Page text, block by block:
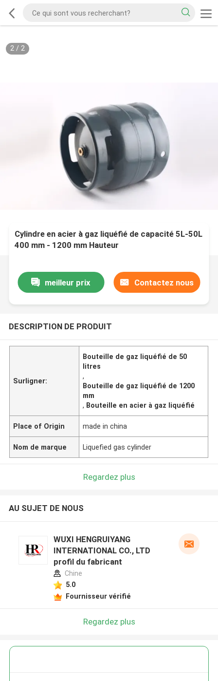
2/ 2
Cylindre en acier à gaz liquéfié de capacité 5L-50L
400 mm - 1200 mm Hauteur
meilleur prix Contactez nous
DESCRIPTION DE PRODUIT
Surligner:
Bouteille de gaz liquéfié de 50
litres
,
Bouteille de gaz liquéfié de 1200
mm
, Bouteille en acier à gaz liquéfié
Place of Origin made in china
Nom de marque Liquefied gas cylinder
Regardez plus
AU SUJET DE NOUS
WUXI HENGRUIYANG
INTERNATIONAL CO., LTD
profil du fabricant
Chine
5.0
Fournisseur vérifié
Regardez plus